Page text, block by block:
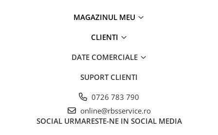
MAGAZINUL MEU
CLIENTI
DATE COMERCIALE
SUPORT CLIENTI
0726 783 790
online@rbsservice.ro
SOCIAL URMARESTE-NE IN SOCIAL MEDIA